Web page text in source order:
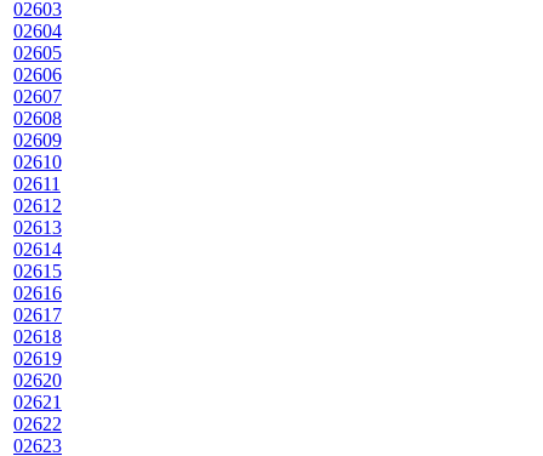
02603
02604
02605
02606
02607
02608
02609
02610
02611
02612
02613
02614
02615
02616
02617
02618
02619
02620
02621
02622
02623